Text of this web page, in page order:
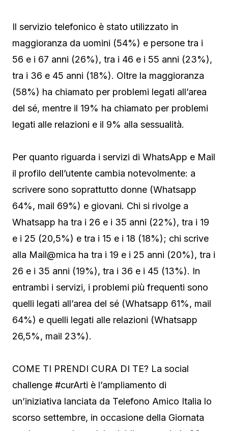
Il servizio telefonico è stato utilizzato in
maggioranza da uomini (54%) e persone tra i
56 e i 67 anni (26%), tra i 46 e i 55 anni (23%),
tra i 36 e 45 anni (18%). Oltre la maggioranza
(58%) ha chiamato per problemi legati all’area
del sé, mentre il 19% ha chiamato per problemi
legati alle relazioni e il 9% alla sessualità.
Per quanto riguarda i servizi di WhatsApp e Mail
il profilo dell’utente cambia notevolmente: a
scrivere sono soprattutto donne (Whatsapp
64%, mail 69%) e giovani. Chi si rivolge a
Whatsapp ha tra i 26 e i 35 anni (22%), tra i 19
e i 25 (20,5%) e tra i 15 e i 18 (18%); chi scrive
alla Mail@mica ha tra i 19 e i 25 anni (20%), tra i
26 e i 35 anni (19%), tra i 36 e i 45 (13%). In
entrambi i servizi, i problemi più frequenti sono
quelli legati all’area del sé (Whatsapp 61%, mail
64%) e quelli legati alle relazioni (Whatsapp
26,5%, mail 23%).
COME TI PRENDI CURA DI TE? La social
challenge #curArti è l’ampliamento di
un’iniziativa lanciata da Telefono Amico Italia lo
scorso settembre, in occasione della Giornata